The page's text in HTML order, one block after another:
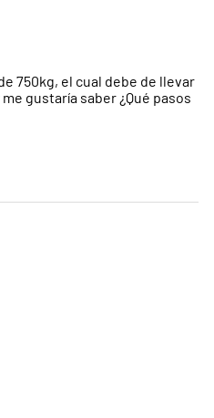
750kg, el cual debe de llevar
gustaría saber ¿Qué pasos